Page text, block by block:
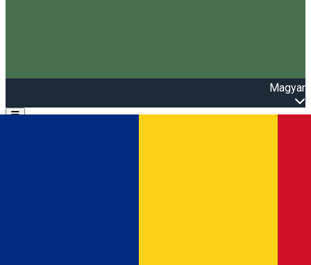
Magyar
Open main menu